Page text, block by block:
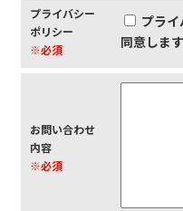
プライバシー
ポリシー
※必須
プラ
同意します
お問い合わせ
内容
※必須